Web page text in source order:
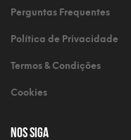
Perguntas Frequentes
Política de Privacidade
Termos & Condições
Cookies
Nos Siga